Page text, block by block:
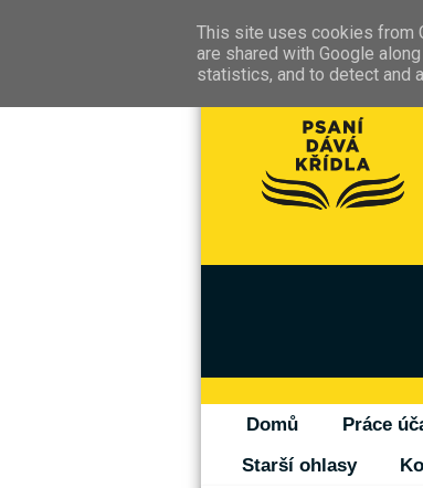
Domů Práce
Starší ohlasy
This site uses cookies from
are shared with Google
statistics, and to detect and